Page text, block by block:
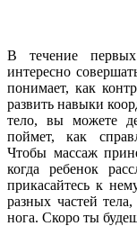
В течение
интересно
понимает, как
развить навыки
тело, вы можете
поймет, как
Чтобы массаж
когда ребенок
прикасайтесь к
разных частей
нога. Скоро ты